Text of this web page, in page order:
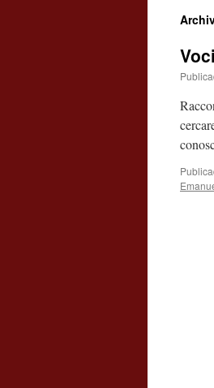
contenido